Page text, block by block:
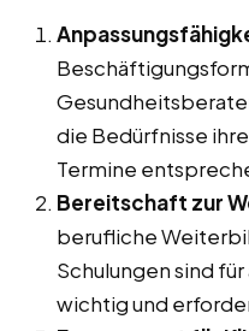
die Bedürfnisse
Termine
Bereitschaft zur
berufliche
Schulungen sind
wichtig und